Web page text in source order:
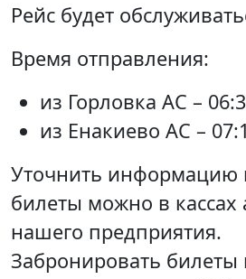
Рейс будет
Время отправления:
из Горловка АС –
из Енакиево АС –
Уточнить информацию
билеты можно в кассах
нашего предприятия.
Забронировать